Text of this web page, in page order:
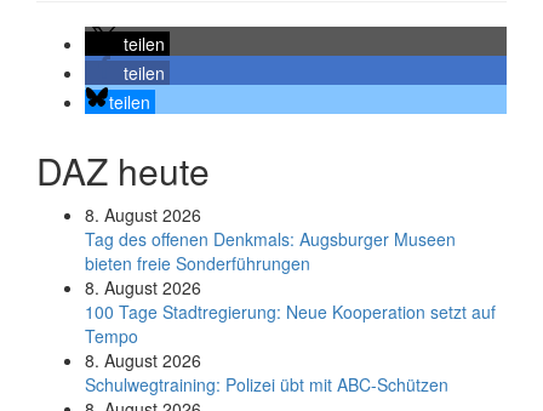
teilen
teilen
teilen
DAZ heute
8. August 2026
Tag des offenen Denkmals: Augsburger Museen
bieten freie Sonderführungen
8. August 2026
100 Tage Stadtregierung: Neue Kooperation setzt auf
Tempo
8. August 2026
Schul­weg­trai­ning: Poli­zei übt mit ABC-Schüt­zen